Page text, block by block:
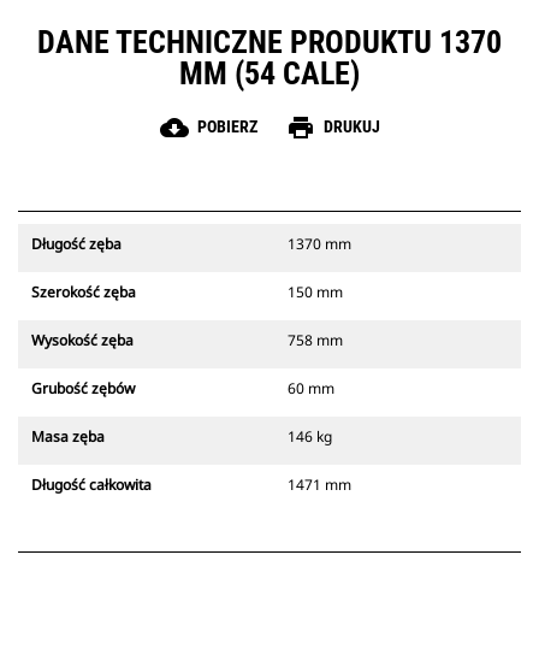
DANE TECHNICZNE PRODUKTU 1370
MM (54 CALE)
cloud_download POBIERZ print DRUKUJ
Długość zęba 1370 mm
Szerokość zęba 150 mm
Wysokość zęba 758 mm
Grubość zębów 60 mm
Masa zęba 146 kg
Długość całkowita 1471 mm